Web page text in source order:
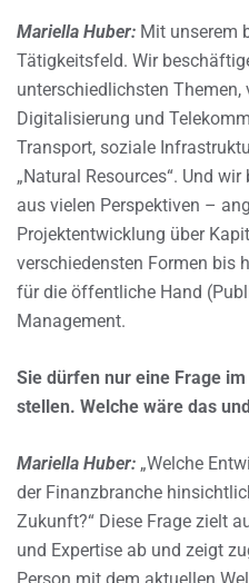
Mariella Huber: Mit unserem
Tätigkeitsfeld. Wir
unterschiedlichsten Themen,
Digitalisierung und
Transport, soziale
„Natural Resources“. Und
aus vielen Perspektiven –
Projektentwicklung über
verschiedensten Formen bis
für die öffentliche Hand
Management.
Sie dürfen nur eine Frage
stellen. Welche wäre das
Mariella Huber: „Welche
der Finanzbranche
Zukunft?“ Diese Frage zielt
und Expertise ab und zeigt